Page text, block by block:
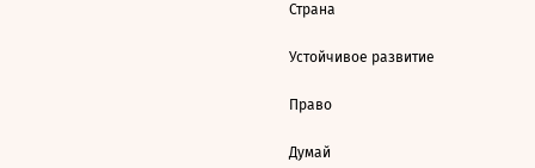
Страна
Устойчивое развитие
Право
Думай